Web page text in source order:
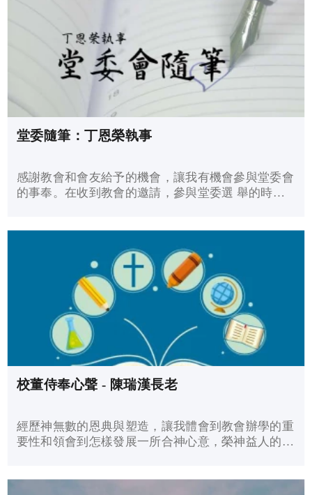
堂委隨筆：丁恩榮執事
感謝教會和會友給予的機會，讓我有機會參與堂委會
的事奉。在收到教會的邀請，參與堂委選 舉的時
擔，就是我們都面對着工作、家庭和生活上的壓力，
實在擔心分身不暇。感恩地， 我得到太太和家人的
支持，能夠分擔照顧女兒們 的擔子。同時相信，天
父不是看我們的能力，而 是看我們的心志。因此便
答允了教會的邀請，帶 着謙卑的心去參選。
校董侍奉心聲 - 陳瑞漢長老
經歷神無數的恩典與塑造，讓我體會到教會辦學的重
要性和領會到怎樣發展一所合神心意，榮神益人的學